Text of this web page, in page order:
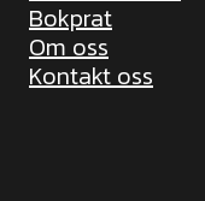
Bokprat
Om oss
Kontakt oss